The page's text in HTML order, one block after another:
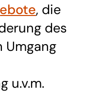
, die
des
Umgang
u.v.m.